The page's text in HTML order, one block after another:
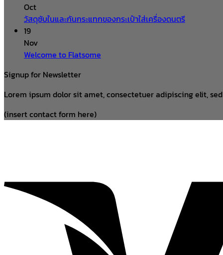
Oct
วัสดุซับในและกันกระแทกของกระเป๋าใส่เครื่องดนตรี
19
Nov
Welcome to Flatsome
Signup for Newsletter
Lorem ipsum dolor sit amet, consectetuer adipiscing elit,
(insert contact form here)